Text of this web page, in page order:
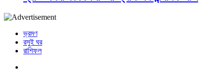
ভ্রমণ
রসুই ঘর
রাশিফল